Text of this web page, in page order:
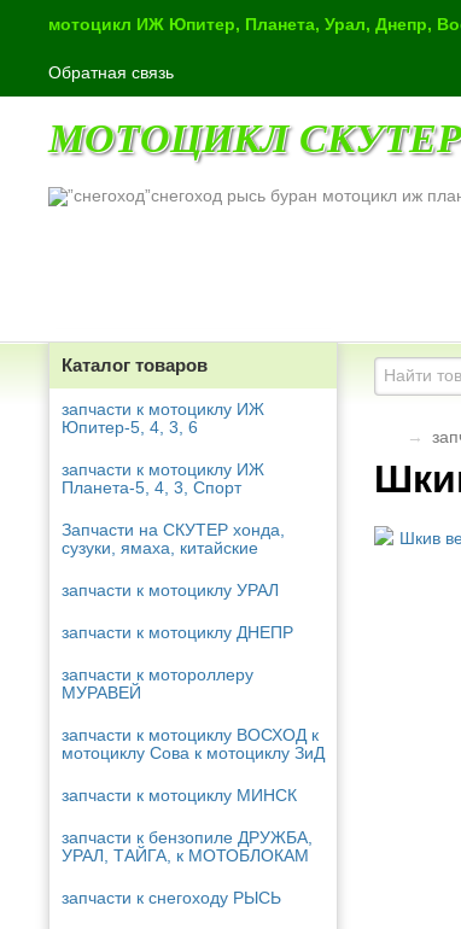
мотоцикл ИЖ Юпитер, Планета, Урал, Днепр,
Обратная связь
МОТОЦИКЛ
снегоход рысь буран мотоцикл иж
Каталог товаров
запчасти к мотоциклу ИЖ
Юпитер-5, 4, 3, 6
запчасти к мотоциклу ИЖ
Планета-5, 4, 3, Спорт
Запчасти на СКУТЕР хонда,
сузуки, ямаха, китайские
запчасти к мотоциклу УРАЛ
запчасти к мотоциклу ДНЕПР
запчасти к мотороллеру
МУРАВЕЙ
запчасти к мотоциклу ВОСХОД к
мотоциклу Сова к мотоциклу ЗиД
запчасти к мотоциклу МИНСК
запчасти к бензопиле ДРУЖБА,
УРАЛ, ТАЙГА, к МОТОБЛОКАМ
запчасти к снегоходу РЫСЬ
→